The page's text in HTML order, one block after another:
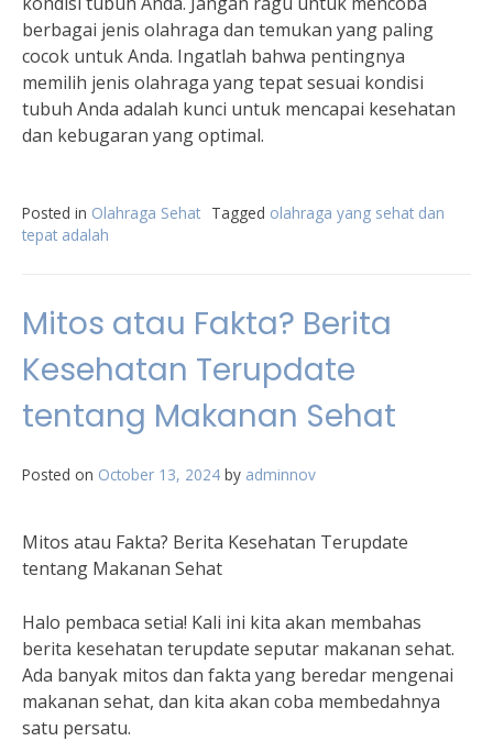
berbagai jenis olahraga dan temukan yang paling
cocok untuk Anda. Ingatlah bahwa pentingnya
memilih jenis olahraga yang tepat sesuai kondisi
tubuh Anda adalah kunci untuk mencapai kesehatan
dan kebugaran yang optimal.
Posted in Olahraga Sehat Tagged olahraga yang sehat dan
tepat adalah
Mitos atau Fakta? Berita
Kesehatan Terupdate
tentang Makanan Sehat
Posted on October 13, 2024 by adminnov
Mitos atau Fakta? Berita Kesehatan Terupdate
tentang Makanan Sehat
Halo pembaca setia! Kali ini kita akan membahas
berita kesehatan terupdate seputar makanan sehat.
Ada banyak mitos dan fakta yang beredar mengenai
makanan sehat, dan kita akan coba membedahnya
satu persatu.